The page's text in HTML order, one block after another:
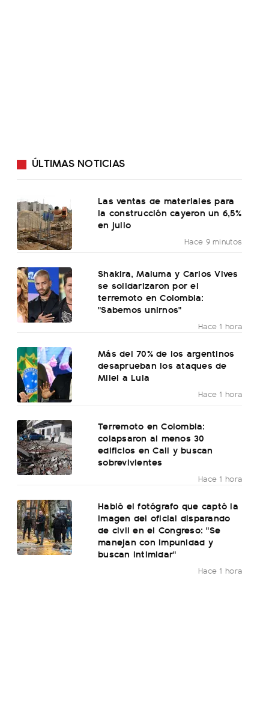
ÚLTIMAS NOTICIAS
Las ventas de materiales para
la construcción cayeron un 6,5%
en julio
Hace 9 minutos
Shakira, Maluma y Carlos Vives
se solidarizaron por el
terremoto en Colombia:
"Sabemos unirnos"
Hace 1 hora
Más del 70% de los argentinos
desaprueban los ataques de
Milei a Lula
Hace 1 hora
Terremoto en Colombia:
colapsaron al menos 30
edificios en Cali y buscan
sobrevivientes
Hace 1 hora
Habló el fotógrafo que captó la
imagen del oficial disparando
de civil en el Congreso: "Se
manejan con impunidad y
buscan intimidar"
Hace 1 hora